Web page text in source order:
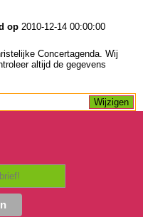
op 2010-12-14 00:00:00
Concertagenda. Wij
altijd de gegevens